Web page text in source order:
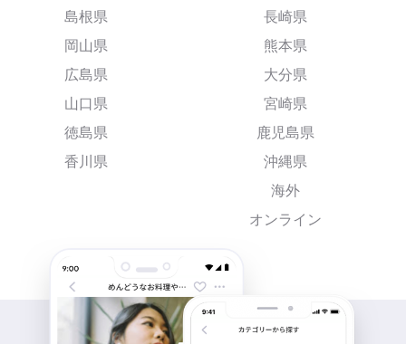
島根県
岡山県
広島県
山口県
徳島県
香川県
長崎県
熊本県
大分県
宮崎県
鹿児島県
沖縄県
海外
オンライン